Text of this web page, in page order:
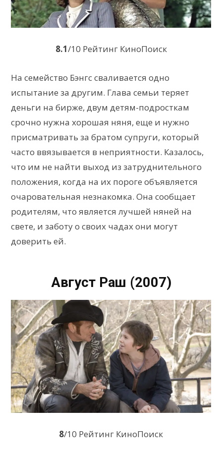
8.1/10 Рейтинг КиноПоиск
На семейство Бэнгс сваливается одно
испытание за другим. Глава семьи теряет
деньги на бирже, двум детям-подросткам
срочно нужна хорошая няня, еще и нужно
присматривать за братом супруги, который
часто ввязывается в неприятности. Казалось,
что им не найти выход из затруднительного
положения, когда на их пороге объявляется
очаровательная незнакомка. Она сообщает
родителям, что является лучшей няней на
свете, и заботу о своих чадах они могут
доверить ей.
Август Раш (2007)
8/10 Рейтинг КиноПоиск